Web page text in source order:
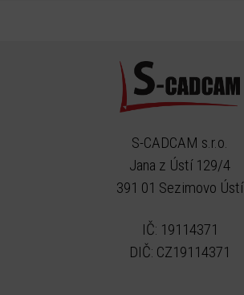
S-CADCAM s.r.o.
Jana z Ústí 129/4
391 01 Sezimovo Ústí
IČ: 19114371
DIČ: CZ19114371